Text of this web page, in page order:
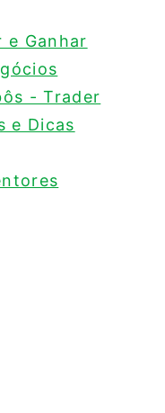
e Ganhar
- Trader
e Dicas